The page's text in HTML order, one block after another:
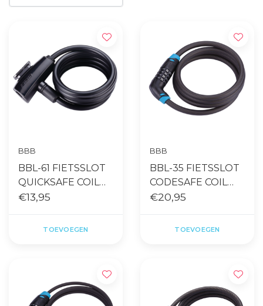
BBB
BBL-61 FIETSSLOT
QUICKSAFE COIL
CABLE 8MMX150CM
€13,95
TOEVOEGEN
BBB
BBL-35 FIETSSLOT
CODESAFE COIL
CABLE
ZWART
€20,95
TOEVOEGEN